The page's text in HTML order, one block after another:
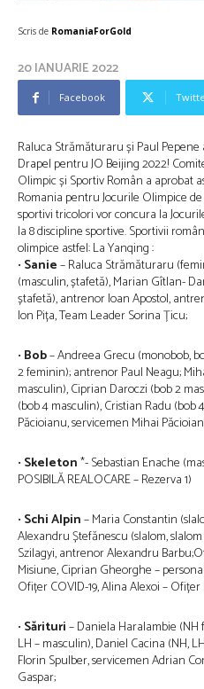
Scris de RomaniaForGold
20 IANUARIE 2022
Facebook
Raluca Strămăturaru și Paul
Drapel pentru JO Beijing 2022!
Olimpic și Sportiv Român a aprobat
Romania pentru Jocurile Olimpice
sportivi tricolori vor concura la
la 8 discipline sportive. Sportivii
olimpice astfel: La Yanqing :
• Sanie– Raluca Strămăturaru
(masculin, ștafetă), Marian Gîtlan-
ștafetă), antrenor Ioan Apostol,
Ion Pița, Team Leader Sorina Țicu;
• Bob– Andreea Grecu (monobob,
2 feminin); antrenor Paul Neagu;
masculin), Ciprian Daroczi (bob 2
(bob 4 masculin), Cristian Radu
Păcioianu, servicemen Mihai
• Skeleton*- Sebastian Enache
POSIBILĂ REALOCARE – Rezerva 1)
• Schi Alpin– Maria Constantin
Alexandru Ștefănescu (slalom,
Szilagyi, antrenor Alexandru
Misiune, Ciprian Gheorghe –
Ofițer COVID-19, Alina Alexoi –
• Sărituri– Daniela Haralambie
LH – masculin), Daniel Cacina (NH,
Florin Spulber, servicemen Adrian
Gaspar;